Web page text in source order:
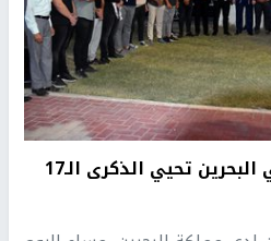
السفارة الفلسطينية في البحرين تحيي الذكرى الـ17